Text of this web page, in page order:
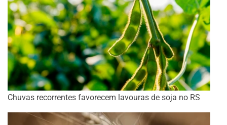
Chuvas recorrentes favorecem lavouras de soja no RS